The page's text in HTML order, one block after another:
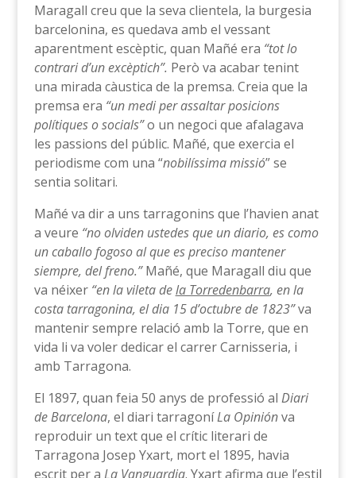
Maragall creu que la seva clientela, la burgesia
barcelonina, es quedava amb el vessant
aparentment escèptic, quan Mañé era “tot lo
contrari d’un excèptich”. Però va acabar tenint
una mirada càustica de la premsa. Creia que la
premsa era “un medi per assaltar posicions
polítiques o socials”o un negoci que afalagava
les passions del públic. Mañé, que exercia el
periodisme com una “nobilíssima missió” se
sentia solitari.
Mañé va dir a uns tarragonins que l’havien anat
a veure “no olviden ustedes que un diario, es como
un caballo fogoso al que es preciso mantener
siempre, del freno.”Mañé, que Maragall diu que
va néixer “en la vileta dela Torredenbarra, en la
costa tarragonina, el dia 15 d’octubre de 1823”va
mantenir sempre relació amb la Torre, que en
vida li va voler dedicar el carrer Carnisseria, i
amb Tarragona.
El 1897, quan feia 50 anys de professió al Diari
de Barcelona, el diari tarragoníLa Opiniónva
reproduir un text que el crític literari de
Tarragona Josep Yxart, mort el 1895, havia
escrit per a La Vanguardia. Yxart afirma que l’estil